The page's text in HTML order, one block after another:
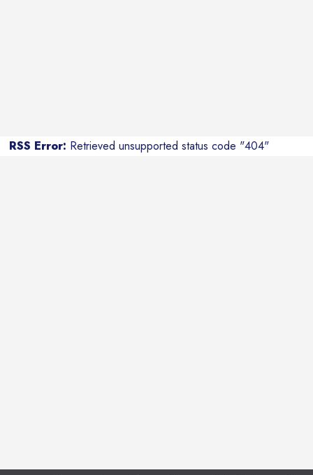
RSS Error: Retrieved unsupported status code "404"